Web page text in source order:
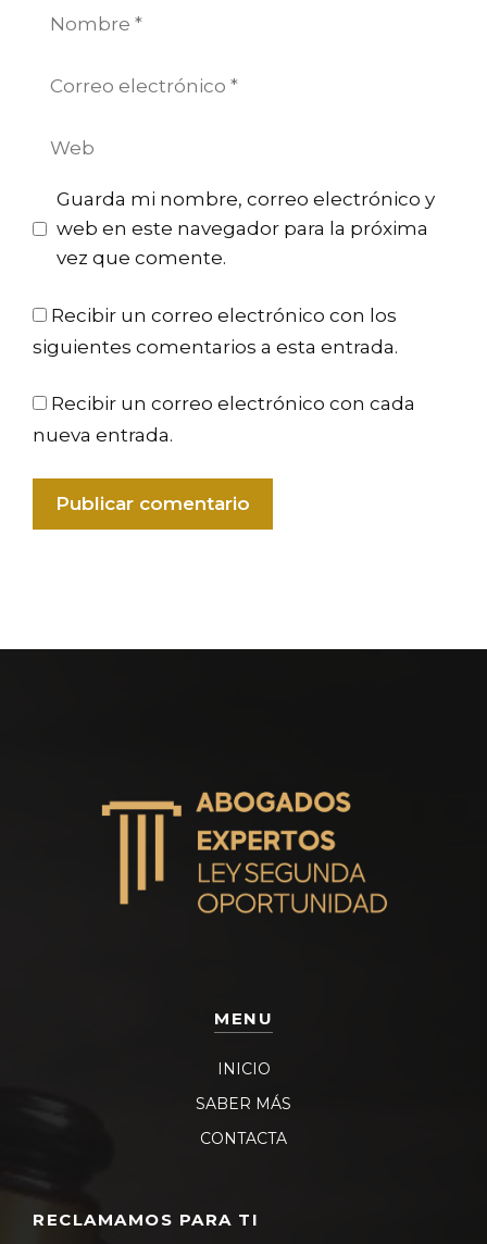
Nombre
Correo
Web
Guarda mi nombre, correo electrónico y
web en este navegador para la próxima
vez que comente.
Recibir un correo electrónico con los
siguientes comentarios a esta entrada.
Recibir un correo electrónico con cada
nueva entrada.
MENU
INICIO
SABER MÁS
CONTACTA
RECLAMAMOS PARA TI